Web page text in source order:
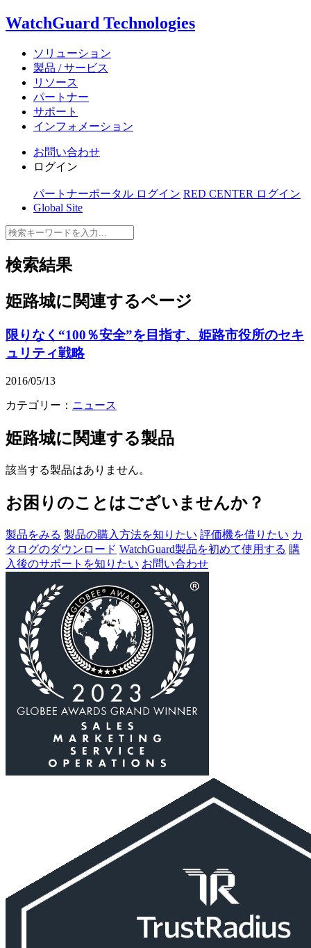
WatchGuard Technologies
ソリューション
製品 / サービス
リソース
パートナー
サポート
インフォメーション
お問い合わせ
ログイン
パートナーポータル ログイン RED CENTER ログイン
Global Site
検索結果
姫路城に関連するページ
限りなく“100％安全”を目指す、姫路市役所のセキ
ュリティ戦略
2016/05/13
カテゴリー： ニュース
姫路城に関連する製品
該当する製品はありません。
お困りのことはございませんか？
製品をみる 製品の購入方法を知りたい 評価機を借りたい カ
タログのダウンロード WatchGuard製品を初めて使用する 購
入後のサポートを知りたい お問い合わせ